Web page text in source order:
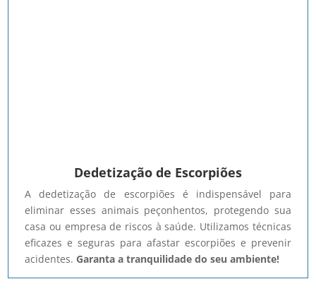
Dedetização de Escorpiões
A dedetização de escorpiões é indispensável para
eliminar esses animais peçonhentos, protegendo sua
casa ou empresa de riscos à saúde. Utilizamos técnicas
eficazes e seguras para afastar escorpiões e prevenir
acidentes. Garanta a tranquilidade do seu ambiente!